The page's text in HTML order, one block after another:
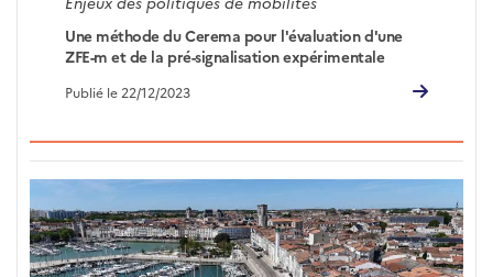
Une méthode du Cerema pour l'évaluation d'une
ZFE-m et de la pré-signalisation expérimentale
Publié le 22/12/2023